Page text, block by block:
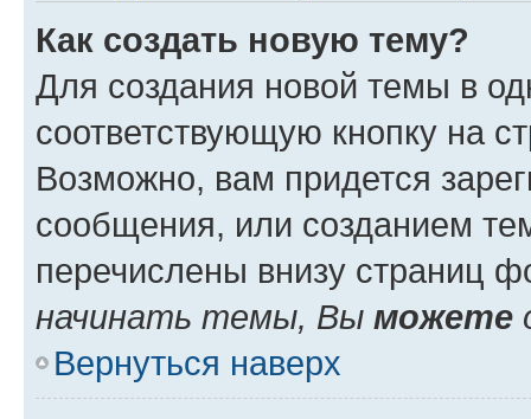
Как создать новую тему?
Для создания новой темы в
соответствующую кнопку на
Возможно, вам придется
сообщения, или созданием
перечислены внизу страниц
начинать темы, Вы можете
Вернуться наверх